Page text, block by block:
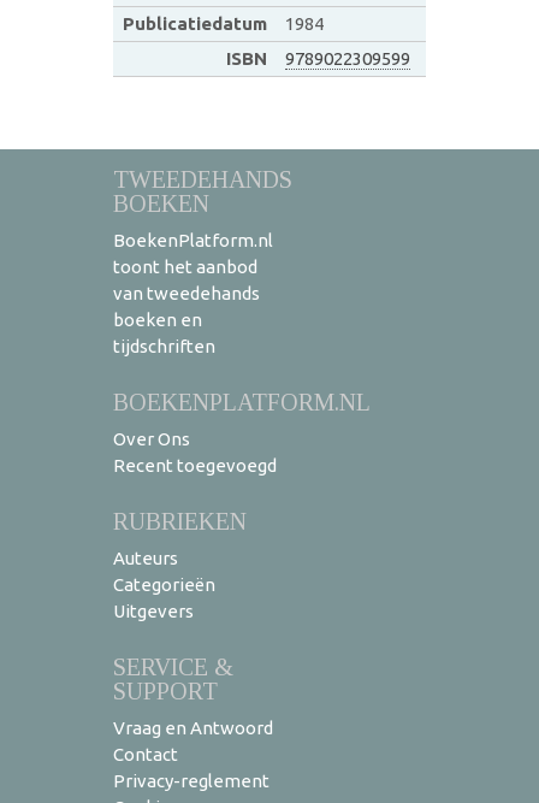
Publicatiedatum
1984
ISBN
9789022309599
TWEEDEHANDS
BOEKEN
BoekenPlatform.nl
toont het aanbod
van tweedehands
boeken en
tijdschriften
BOEKENPLATFORM.NL
Over Ons
Recent toegevoegd
RUBRIEKEN
Auteurs
Categorieën
Uitgevers
SERVICE &
SUPPORT
Vraag en Antwoord
Contact
Privacy-reglement